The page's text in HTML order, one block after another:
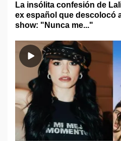
La insólita confesión de
ex español que descolocó
show: "Nunca me..."